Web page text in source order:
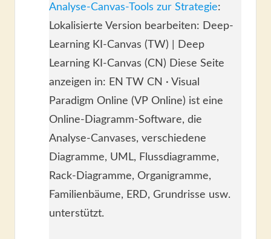
Analyse-Canvas-Tools zur Strategie:
Lokalisierte Version bearbeiten: Deep-
Learning KI-Canvas (TW) | Deep
Learning KI-Canvas (CN) Diese Seite
anzeigen in: EN TW CN · Visual
Paradigm Online (VP Online) ist eine
Online-Diagramm-Software, die
Analyse-Canvases, verschiedene
Diagramme, UML, Flussdiagramme,
Rack-Diagramme, Organigramme,
Familienbäume, ERD, Grundrisse usw.
unterstützt.